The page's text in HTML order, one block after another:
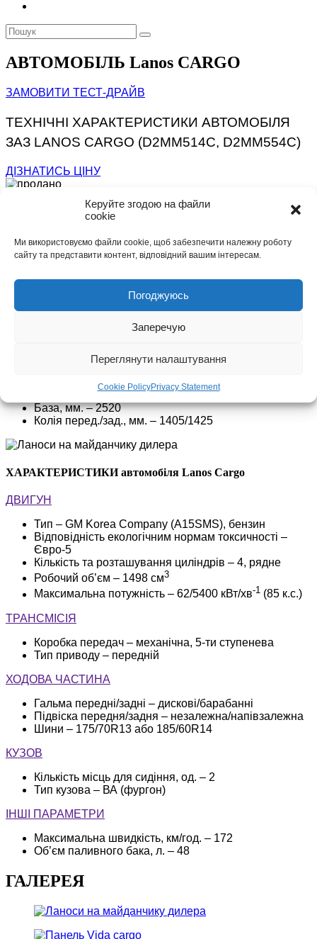
Керуйте згодою на файли
cookie
Ми використовуємо файли cookie, щоб забезпечити належну роботу
сайту та представити контент, відповідний вашим інтересам.
Погоджуюсь
Заперечую
Переглянути налаштування
Cookie PolicyPrivacy Statement
АВТОМОБІЛЬ Lanos CARGO
ЗАМОВИТИ ТЕСТ-ДРАЙВ
ТЕХНІЧНІ ХАРАКТЕРИСТИКИ АВТОМОБІЛЯ
ЗАЗ LANOS CARGO (D2MM514C, D2MM554C)
ДІЗНАТИСЬ ЦІНУ
БАЗОВЕ ОБЛАДНАННЯ:
Гідропідсилювач керма
Аудіопідготовка
Електрорегулювання фар
Підігрів зовнішніх дзеркал
Подушка безпеки водія
Дзеркала з повторювачами поворотів
D2MM554C
ЗАГАЛЬНІ ХАРАКТЕРИСТИКИ:
Габаритні розміри, довжина/ширина/висота, мм. –
4247/1678/1908
База, мм. – 2520
Колія перед./зад., мм. – 1405/1425
ХАРАКТЕРИСТИКИ автомобіля Lanos Cargo
ДВИГУН
Тип – GM Korea Company (A15SMS), бензин
Відповідність екологічним нормам токсичності –
Євро-5
Кількість та розташування циліндрів – 4, рядне
Робочий об’єм – 1498 см3
Максимальна потужність – 62/5400 кВт/хв-1 (85 к.с.)
ТРАНСМІСІЯ
Коробка передач – механічна, 5-ти ступенева
Тип приводу – передній
ХОДОВА ЧАСТИНА
Гальма передні/задні – дискові/барабанні
Підвіска передня/задня – незалежна/напівзалежна
Шини – 175/70R13 або 185/60R14
КУЗОВ
Кількість місць для сидіння, од. – 2
Тип кузова – ВА (фургон)
ІНШІ ПАРАМЕТРИ
Максимальна швидкість, км/год. – 172
Об’єм паливного бака, л. – 48
ГАЛЕРЕЯ